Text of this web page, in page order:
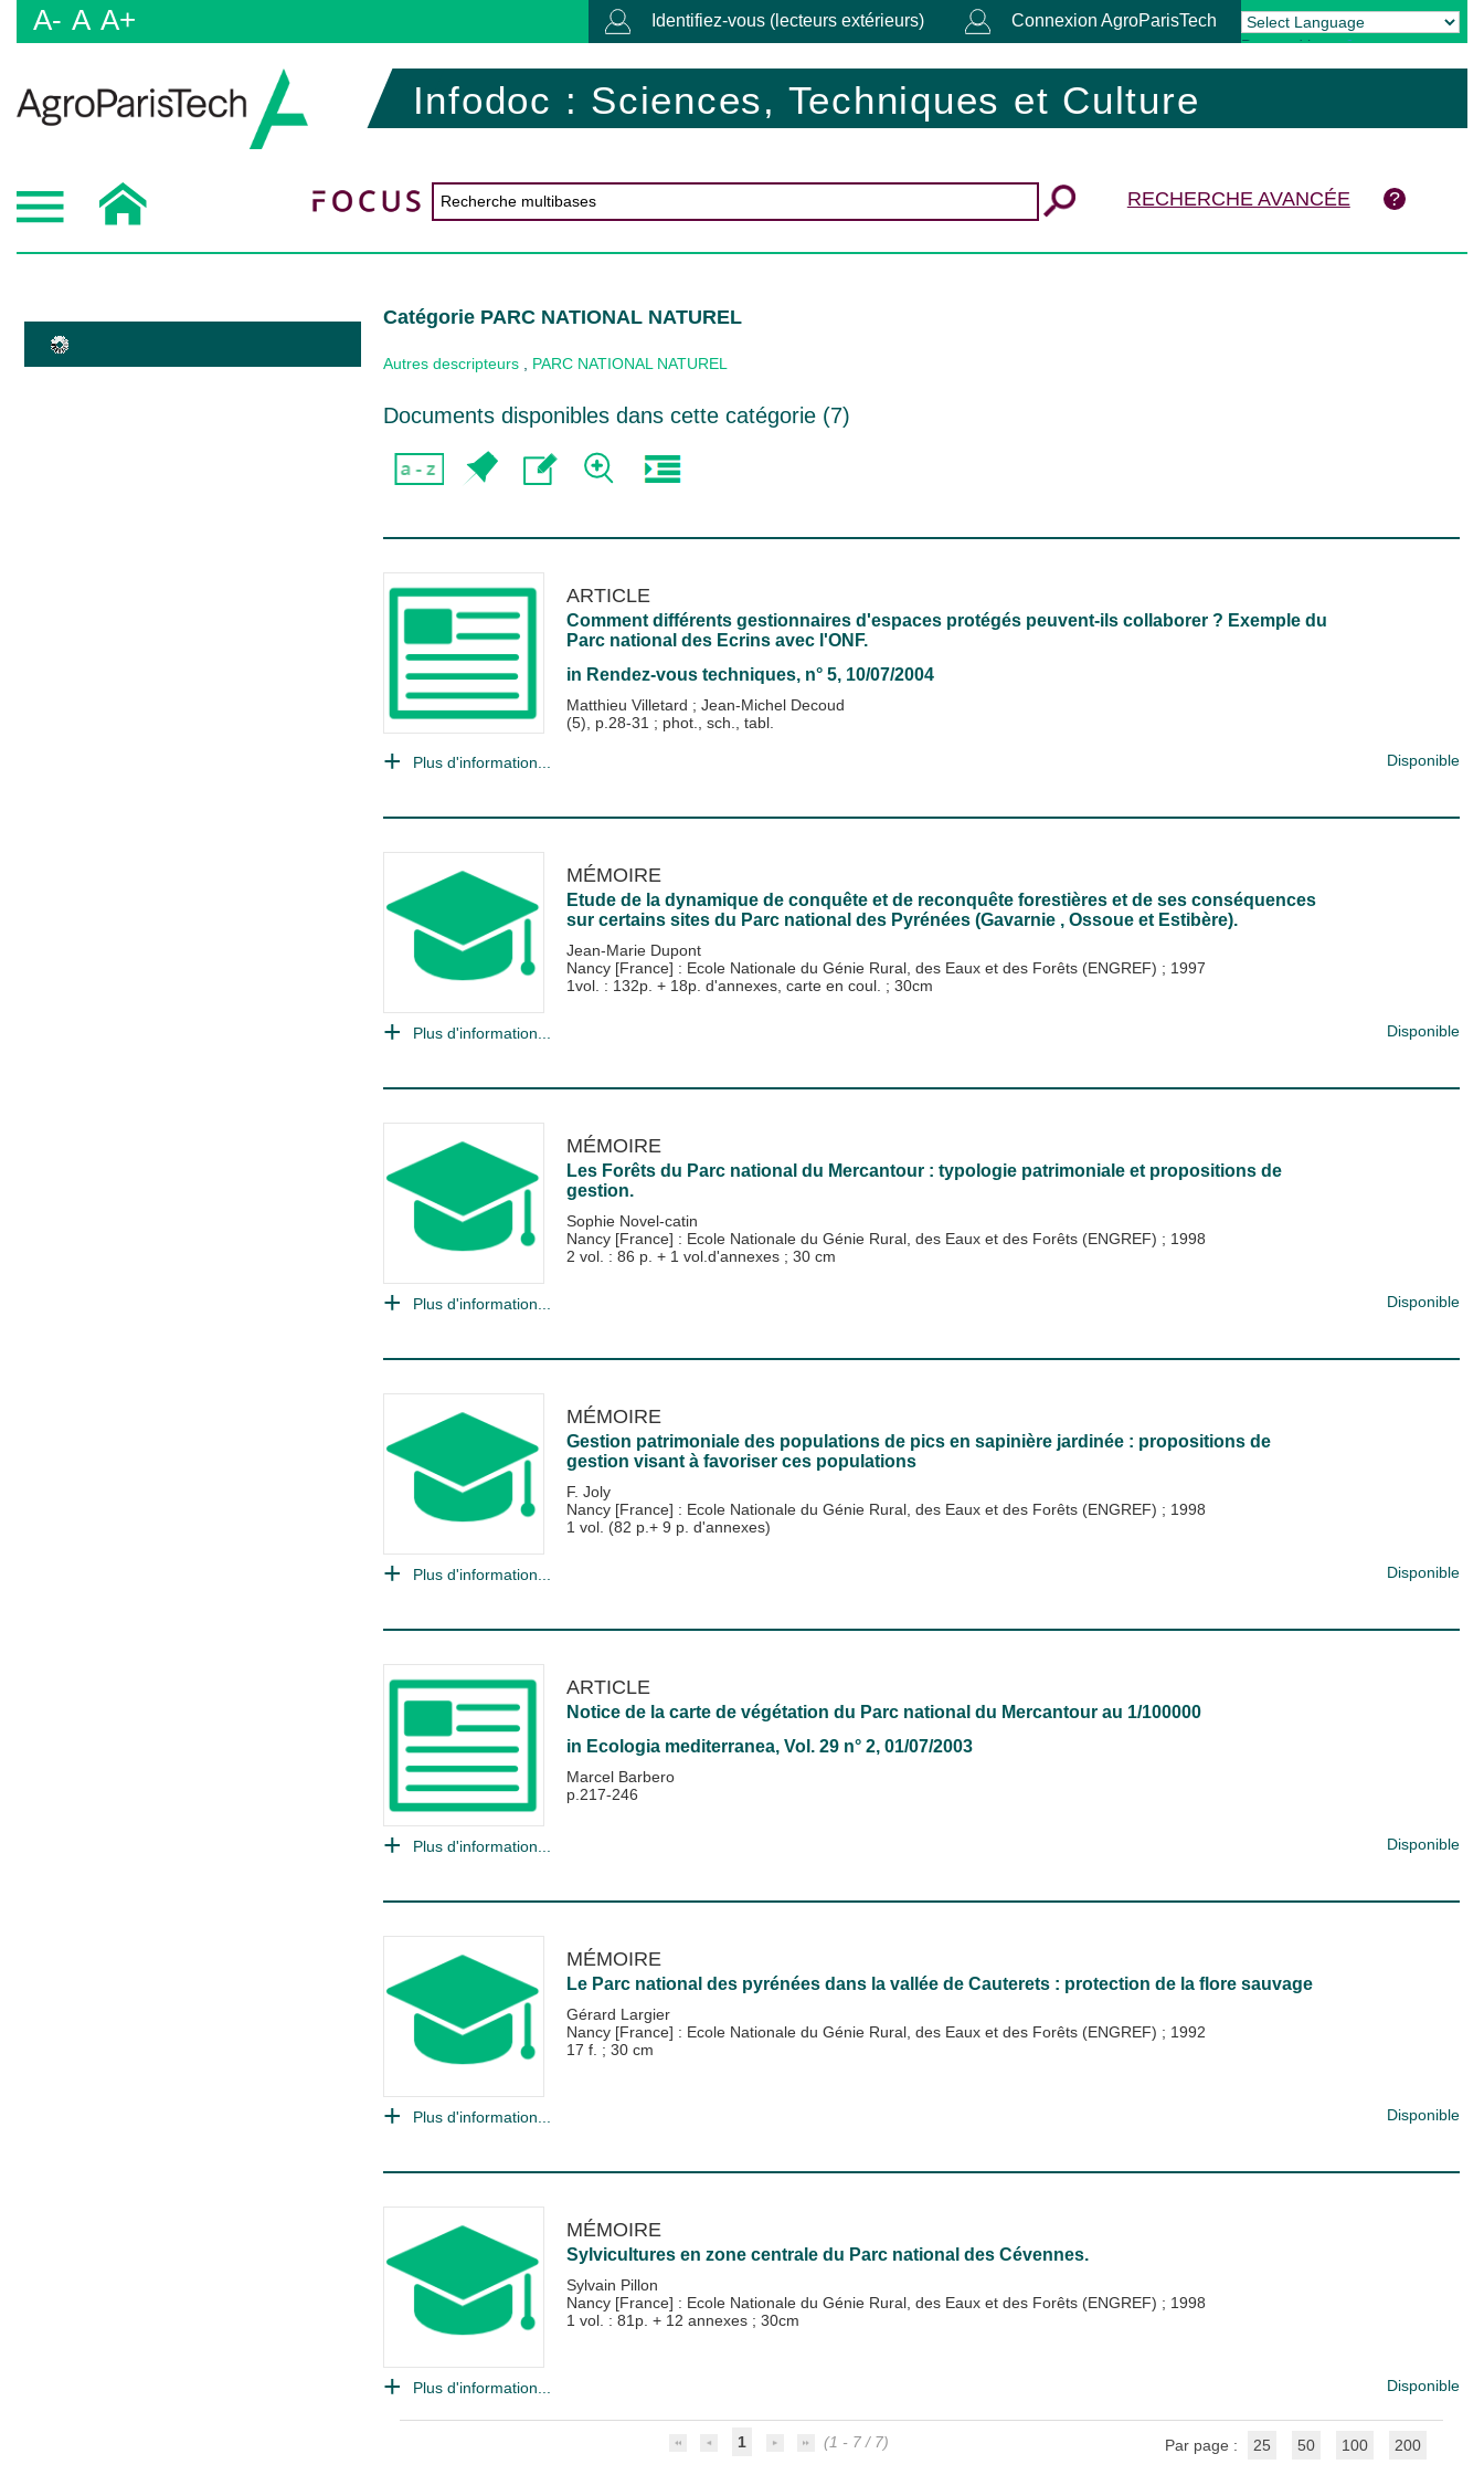
A- A A+ Identifiez-vous (lecteurs extérieurs) Connexion AgroParisTech
Powered by Translate
Infodoc : Sciences, Techniques et Culture
RECHERCHE AVANCÉE
Catégorie PARC NATIONAL NATUREL
Autres descripteurs PARC NATIONAL NATUREL
Documents disponibles dans cette catégorie (7)
ARTICLE
Comment différents gestionnaires d'espaces protégés peuvent-ils collaborer ? Exemple du
Parc national des Ecrins avec l'ONF.
in Rendez-vous techniques, n° 5, 10/07/2004
Matthieu Villetard ; Jean-Michel Decoud
(5), p.28-31 ; phot., sch., tabl.
Plus d'information... Disponible
MÉMOIRE
Etude de la dynamique de conquête et de reconquête forestières et de ses conséquences
sur certains sites du Parc national des Pyrénées (Gavarnie , Ossoue et Estibère).
Jean-Marie Dupont
Nancy [France] : Ecole Nationale du Génie Rural, des Eaux et des Forêts (ENGREF) ; 1997
1vol. : 132p. + 18p. d'annexes, carte en coul. ; 30cm
Plus d'information... Disponible
MÉMOIRE
Les Forêts du Parc national du Mercantour : typologie patrimoniale et propositions de
gestion.
Sophie Novel-catin
Nancy [France] : Ecole Nationale du Génie Rural, des Eaux et des Forêts (ENGREF) ; 1998
2 vol. : 86 p. + 1 vol.d'annexes ; 30 cm
Plus d'information... Disponible
MÉMOIRE
Gestion patrimoniale des populations de pics en sapinière jardinée : propositions de
gestion visant à favoriser ces populations
F. Joly
Nancy [France] : Ecole Nationale du Génie Rural, des Eaux et des Forêts (ENGREF) ; 1998
1 vol. (82 p.+ 9 p. d'annexes)
Plus d'information... Disponible
ARTICLE
Notice de la carte de végétation du Parc national du Mercantour au 1/100000
in Ecologia mediterranea, Vol. 29 n° 2, 01/07/2003
Marcel Barbero
p.217-246
Plus d'information... Disponible
MÉMOIRE
Le Parc national des pyrénées dans la vallée de Cauterets : protection de la flore sauvage
Gérard Largier
Nancy [France] : Ecole Nationale du Génie Rural, des Eaux et des Forêts (ENGREF) ; 1992
17 f. ; 30 cm
Plus d'information... Disponible
MÉMOIRE
Sylvicultures en zone centrale du Parc national des Cévennes.
Sylvain Pillon
Nancy [France] : Ecole Nationale du Génie Rural, des Eaux et des Forêts (ENGREF) ; 1998
1 vol. : 81p. + 12 annexes ; 30cm
Plus d'information... Disponible
1 (1 - 7 / 7) Par page : 25 50 100 200